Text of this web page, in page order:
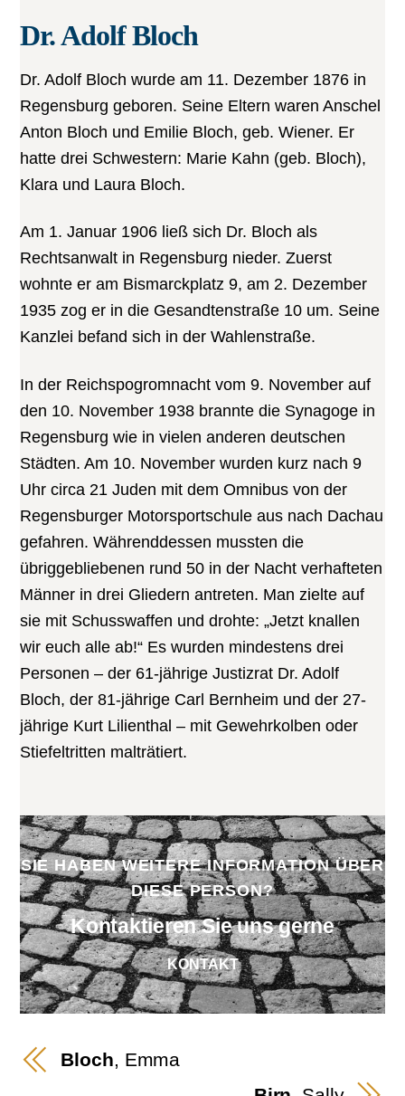
Dr. Adolf Bloch
Dr. Adolf Bloch wurde am 11. Dezember 1876 in
Regensburg geboren. Seine Eltern waren Anschel
Anton Bloch und Emilie Bloch, geb. Wiener. Er
hatte drei Schwestern: Marie Kahn (geb. Bloch),
Klara und Laura Bloch.
Am 1. Januar 1906 ließ sich Dr. Bloch als
Rechtsanwalt in Regensburg nieder. Zuerst
wohnte er am Bismarckplatz 9, am 2. Dezember
1935 zog er in die Gesandtenstraße 10 um. Seine
Kanzlei befand sich in der Wahlenstraße.
In der Reichspogromnacht vom 9. November auf
den 10. November 1938 brannte die Synagoge in
Regensburg wie in vielen anderen deutschen
Städten. Am 10. November wurden kurz nach 9
Uhr circa 21 Juden mit dem Omnibus von der
Regensburger Motorsportschule aus nach Dachau
gefahren. Währenddessen mussten die
übriggebliebenen rund 50 in der Nacht verhafteten
Männer in drei Gliedern antreten. Man zielte auf
sie mit Schusswaffen und drohte: „Jetzt knallen
wir euch alle ab!“ Es wurden mindestens drei
Personen – der 61-jährige Justizrat Dr. Adolf
Bloch, der 81-jährige Carl Bernheim und der 27-
jährige Kurt Lilienthal – mit Gewehrkolben oder
Stiefeltritten malträtiert.
SIE HABEN WEITERE INFORMATION ÜBER
DIESE PERSON?
Kontaktieren Sie uns gerne
KONTAKT
Bloch, Emma